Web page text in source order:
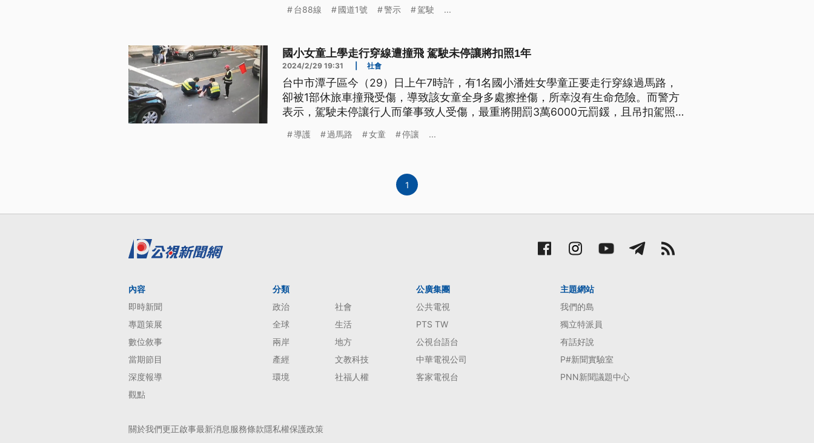
台88線 國道1號 警示 駕駛 ...
國小女童上學走行穿線遭撞飛 駕駛未停讓將扣照1年
2024/2/29 19:31 社會
台中市潭子區今（29）日上午7時許，有1名國小潘姓女學童正要走行穿線過馬路，
卻被1部休旅車撞飛受傷，導致該女童全身多處擦挫傷，所幸沒有生命危險。而警方
表示，駕駛未停讓行人而肇事致人受傷，最重將開罰3萬6000元罰鍰，且吊扣駕照1
導護 過馬路 女童 停讓 ...
1
內容
即時新聞
專題策展
數位敘事
當期節目
深度報導
觀點
分類
政治
社會
全球
生活
兩岸
地方
產經
文教科技
環境
社福人權
公廣集團
公共電視
PTS TW
公視台語台
中華電視公司
客家電視台
主題網站
我們的島
獨立特派員
有話好說
P#新聞實驗室
PNN新聞議題中心
關於我們更正啟事最新消息服務條款隱私權保護政策